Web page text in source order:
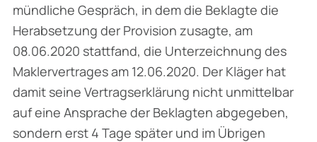
mündliche Gespräch, in dem die Beklagte die
Herabsetzung der Provision zusagte, am
08.06.2020 stattfand, die Unterzeichnung des
Maklervertrages am 12.06.2020. Der Kläger hat
damit seine Vertragserklärung nicht unmittelbar
auf eine Ansprache der Beklagten abgegeben,
sondern erst 4 Tage später und im Übrigen